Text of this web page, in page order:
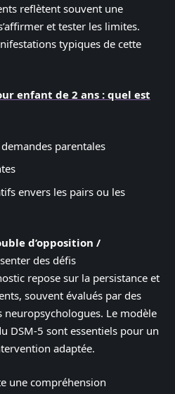
reflètent souvent une
et tester les limites.
typiques de cette
enfant de 2 ans : quel est
parentales
envers les pairs ou les
d’opposition /
des défis
repose sur la persistance et
souvent évalués par des
neuropsychologues. Le modèle
DSM-5 sont essentiels pour un
adaptée.
une compréhension